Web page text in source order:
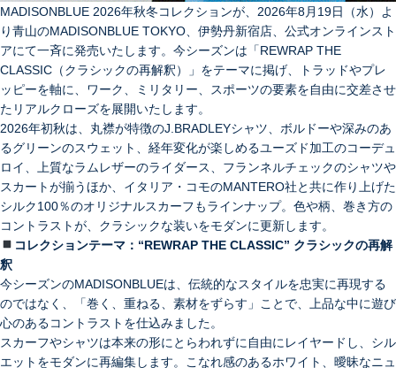
MADISONBLUE 2026年秋冬コレクションが、2026年8月19日（水）よ
り青山のMADISONBLUE TOKYO、伊勢丹新宿店、公式オンラインスト
アにて一斉に発売いたします。今シーズンは「REWRAP THE
CLASSIC（クラシックの再解釈）」をテーマに掲げ、トラッドやプレ
ッピーを軸に、ワーク、ミリタリー、スポーツの要素を自由に交差させ
たリアルクローズを展開いたします。
2026年初秋は、丸襟が特徴のJ.BRADLEYシャツ、ボルドーや深みのあ
るグリーンのスウェット、経年変化が楽しめるユーズド加工のコーデュ
ロイ、上質なラムレザーのライダース、フランネルチェックのシャツや
スカートが揃うほか、イタリア・コモのMANTERO社と共に作り上げた
シルク100％のオリジナルスカーフもラインナップ。色や柄、巻き方の
コントラストが、クラシックな装いをモダンに更新します。
コレクションテーマ： “REWRAP THE CLASSIC” クラシックの再解
釈
今シーズンのMADISONBLUEは、伝統的なスタイルを忠実に再現する
のではなく、「巻く、重ねる、素材をずらす」ことで、上品な中に遊び
心のあるコントラストを仕込みました。
スカーフやシャツは本来の形にとらわれずに自由にレイヤードし、シル
エットをモダンに再編集します。こなれ感のあるホワイト、曖昧なニュ